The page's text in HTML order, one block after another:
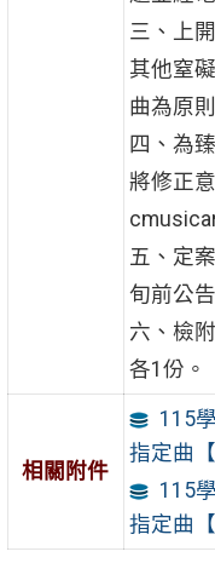
三、上
其他窒
曲為原則
四、為
將修正
五、定
旬前公
六、檢
各1份。
相關附件
115
指定曲
115
指定曲